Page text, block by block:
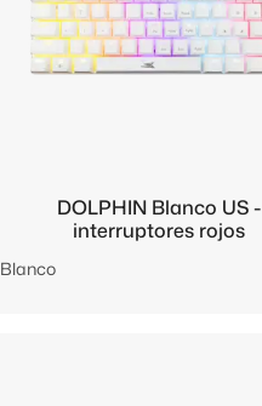
DOLPHIN Blanco US -
interruptores rojos
Blanco